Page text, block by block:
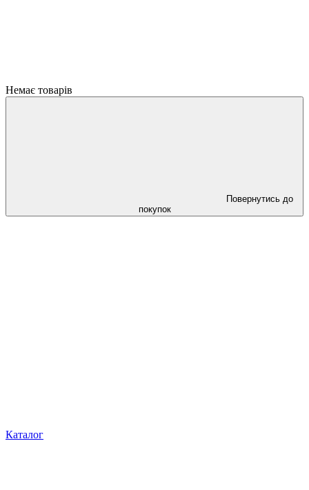
Немає товарів
Повернутись до
покупок
Каталог